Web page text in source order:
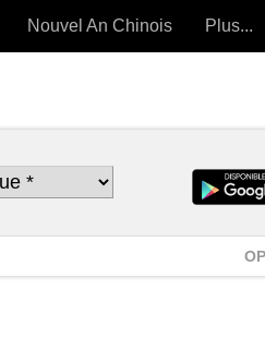
Nouvel An Chinois Plus...